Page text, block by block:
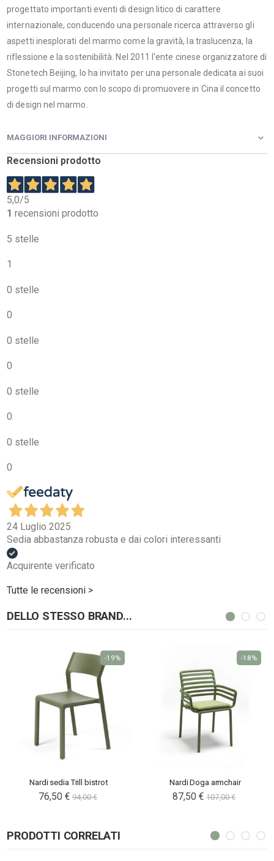
progettato importanti eventi di design litico di carattere
internazionale, conducendo una personale ricerca attraverso gli
aspetti inesplorati del marmo come la gravità, la traslucenza, la
riflessione e la sostenibilità. Nel 2011 l'ente cinese organizzatore di
Stonetech Beijing, lo ha invitato per una personale dedicata ai suoi
progetti sul marmo con lo scopo di promuovere in Cina il concetto
di design nel marmo.
MAGGIORI INFORMAZIONI
Recensioni prodotto
5,0/5
1 recensioni prodotto
5 stelle
1
0 stelle
0
0 stelle
0
0 stelle
0
0 stelle
0
24 Luglio 2025
Sedia abbastanza robusta e dai colori interessanti
Acquirente verificato
Tutte le recensioni >
DELLO STESSO BRAND...
Nardi sedia Trill bistrot
76,50 € 94,00 €
-19%
Nardi Doga armchair
87,50 € 107,00 €
-18%
PRODOTTI CORRELATI